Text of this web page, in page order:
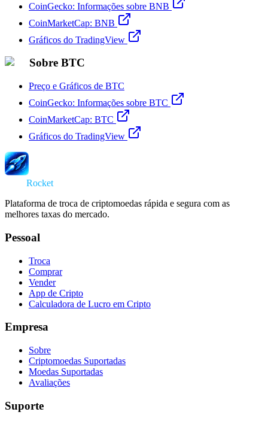
CoinGecko: Informações sobre BNB
CoinMarketCap: BNB
Gráficos do TradingView
Sobre BTC
Preço e Gráficos de BTC
CoinGecko: Informações sobre BTC
CoinMarketCap: BTC
Gráficos do TradingView
Rocket
Plataforma de troca de criptomoedas rápida e segura com as
melhores taxas do mercado.
Pessoal
Troca
Comprar
Vender
App de Cripto
Calculadora de Lucro em Cripto
Empresa
Sobre
Criptomoedas Suportadas
Moedas Suportadas
Avaliações
Suporte